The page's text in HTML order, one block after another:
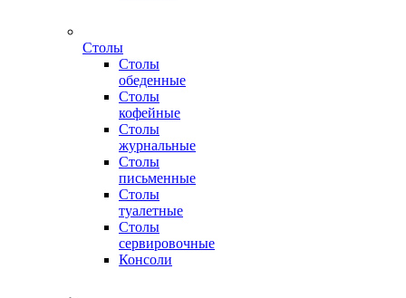
Столы
Столы
обеденные
Столы
кофейные
Столы
журнальные
Столы
письменные
Столы
туалетные
Столы
сервировочные
Консоли